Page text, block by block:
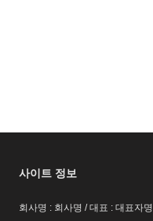
사이트 정보
회사명 : 회사명 / 대표 : 대표자명